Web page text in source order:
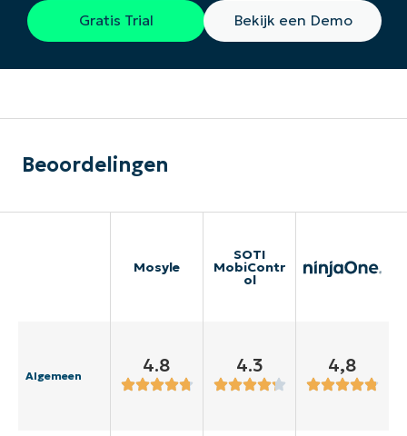
Gratis Trial Bekijk een Demo
Beoordelingen
Mosyle
SOTI
MobiContr
ol
Algemeen 4.8 4.3 4,8